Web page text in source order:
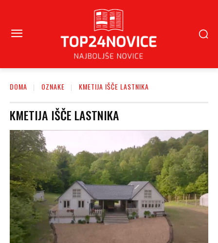
DOMA OZNAKE KMETIJA IŠČE LASTNIKA
KMETIJA IŠČE LASTNIKA